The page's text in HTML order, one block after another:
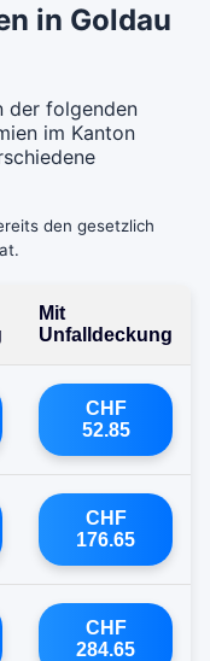
in Goldau
der folgenden
im Kanton
den gesetzlich
Mit
Unfalldeckung
CHF
52.85
CHF
176.65
CHF
284.65